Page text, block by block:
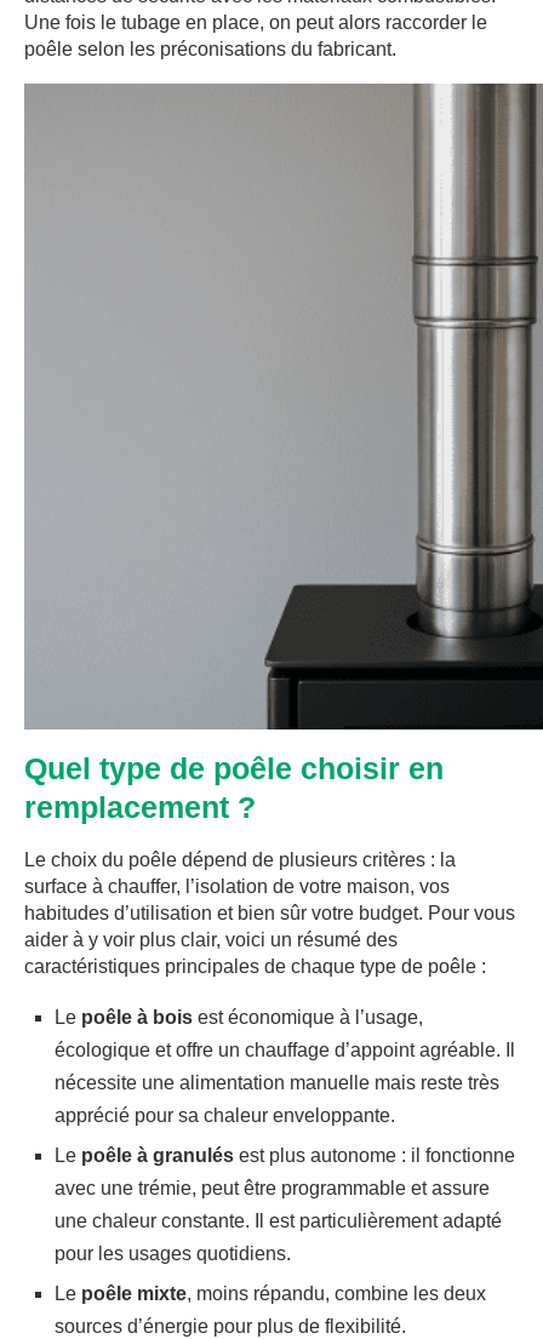
Une fois le tubage en place, on peut alors raccorder le
poêle selon les préconisations du fabricant.
Quel type de poêle choisir en
remplacement ?
Le choix du poêle dépend de plusieurs critères : la
surface à chauffer, l’isolation de votre maison, vos
habitudes d’utilisation et bien sûr votre budget. Pour vous
aider à y voir plus clair, voici un résumé des
caractéristiques principales de chaque type de poêle :
Le poêle à bois est économique à l’usage,
écologique et offre un chauffage d’appoint agréable. Il
nécessite une alimentation manuelle mais reste très
apprécié pour sa chaleur enveloppante.
Le poêle à granulés est plus autonome : il fonctionne
avec une trémie, peut être programmable et assure
une chaleur constante. Il est particulièrement adapté
pour les usages quotidiens.
Le poêle mixte, moins répandu, combine les deux
sources d’énergie pour plus de flexibilité.